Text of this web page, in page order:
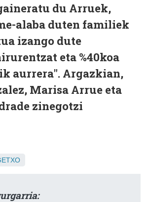
du Arruek,
alaba duten familiek
izango dute
eta %40koa
aurrera". Argazkian,
Marisa Arrue eta
zinegotzi